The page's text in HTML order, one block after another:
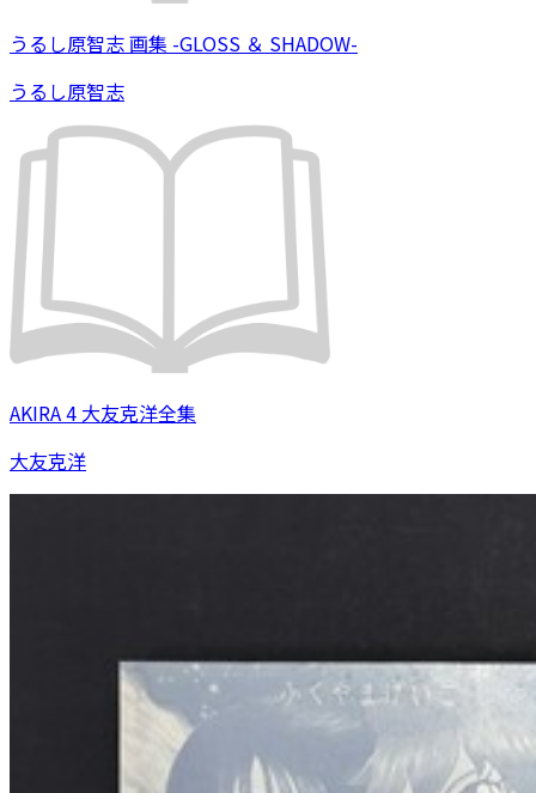
うるし原智志 画集 -GLOSS ＆ SHADOW-
うるし原智志
AKIRA 4 大友克洋全集
大友克洋